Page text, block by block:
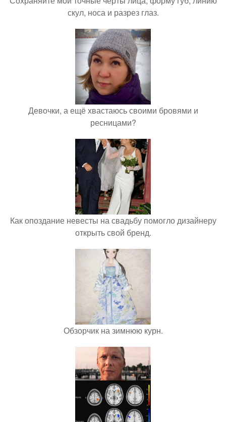
скул, носа и разрез глаз.
Девочки, а ещё хвастаюсь своими бровями и
ресницами?
Как опоздание невесты на свадьбу помогло дизайнеру
открыть свой бренд.
Обзорчик на зимнюю курн.